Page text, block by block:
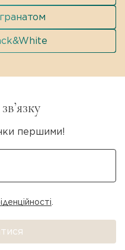
першими!
.